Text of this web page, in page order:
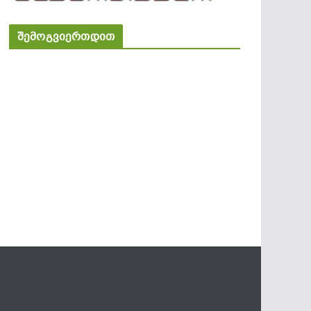
შემოგვიერთდით